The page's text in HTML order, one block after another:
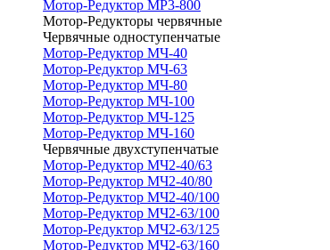
Мотор-Редуктор МР3-800
Мотор-Редукторы червячные
Червячные одноступенчатые
Мотор-Редуктор МЧ-40
Мотор-Редуктор МЧ-63
Мотор-Редуктор МЧ-80
Мотор-Редуктор МЧ-100
Мотор-Редуктор МЧ-125
Мотор-Редуктор МЧ-160
Червячные двухступенчатые
Мотор-Редуктор МЧ2-40/63
Мотор-Редуктор МЧ2-40/80
Мотор-Редуктор МЧ2-40/100
Мотор-Редуктор МЧ2-63/100
Мотор-Редуктор МЧ2-63/125
Мотор-Редуктор МЧ2-63/160